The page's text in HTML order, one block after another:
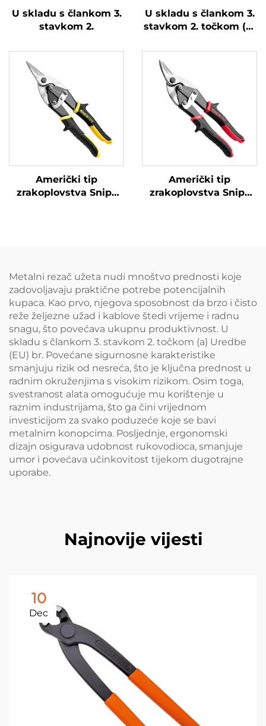
U skladu s člankom 3.
stavkom 2.
U skladu s člankom 3.
stavkom 2. točkom (a)
proizvode koji sadrže
ovaj proizvod,
primjenjuje se sljedeći
standard:
Američki tip
zrakoplovstva Snips
Američki tip
zrakoplovstva Snips
Metalni rezač užeta nudi mnoštvo prednosti koje
zadovoljavaju praktične potrebe potencijalnih
kupaca. Kao prvo, njegova sposobnost da brzo i čisto
reže željezne užad i kablove štedi vrijeme i radnu
snagu, što povećava ukupnu produktivnost. U
skladu s člankom 3. stavkom 2. točkom (a) Uredbe
(EU) br. Povećane sigurnosne karakteristike
smanjuju rizik od nesreća, što je ključna prednost u
radnim okruženjima s visokim rizikom. Osim toga,
svestranost alata omogućuje mu korištenje u
raznim industrijama, što ga čini vrijednom
investicijom za svako poduzeće koje se bavi
metalnim konopcima. Posljednje, ergonomski
dizajn osigurava udobnost rukovodioca, smanjuje
umor i povećava učinkovitost tijekom dugotrajne
uporabe.
Najnovije vijesti
10
Dec